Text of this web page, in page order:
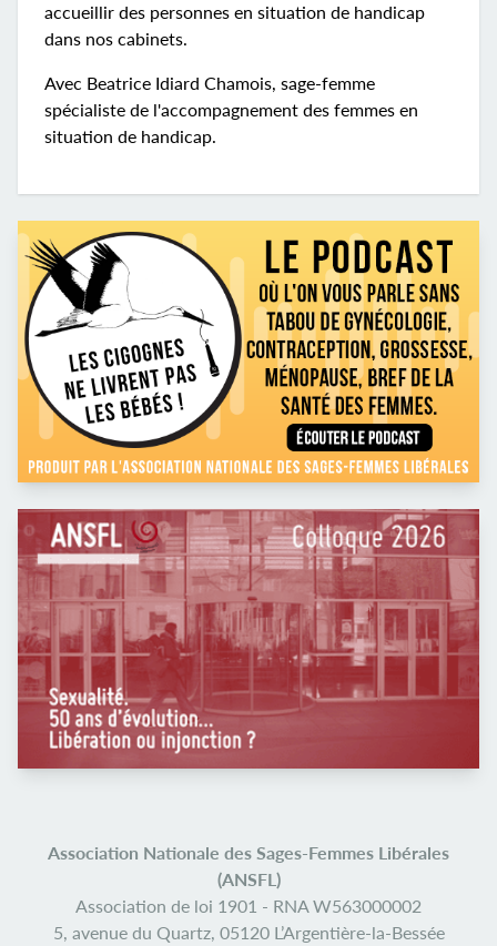
accueillir des personnes en situation de handicap
dans nos cabinets.
Avec Beatrice Idiard Chamois, sage-femme
spécialiste de l'accompagnement des femmes en
situation de handicap.
Association Nationale des Sages-Femmes Libérales
(ANSFL)
Association de loi 1901 - RNA W563000002
5, avenue du Quartz, 05120 L’Argentière-la-Bessée